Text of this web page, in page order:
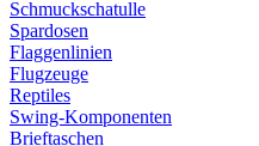
Schmuckschatulle
Spardosen
Flaggenlinien
Flugzeuge
Reptiles
Swing-Komponenten
Brieftaschen